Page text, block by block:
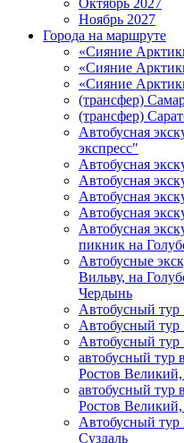
Октябрь 2027
Ноябрь 2027
Города на маршруте
«Сияние
«Сияние
«Сияние
(трансфер)
(трансфер)
Автобусная
экспресс"
Автобусная
Автобусная
Автобусная
Автобусная
Автобусная
пикник на
Автобусные
Вильву, на
Чердынь
Автобусный тур
Автобусный тур
Автобусный тур
автобусный тур
Ростов Великий,
автобусный тур
Ростов Великий,
Автобусный
Суздаль